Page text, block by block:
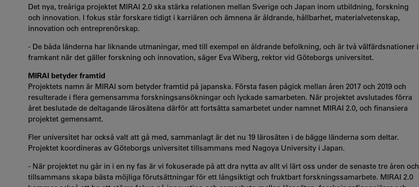
Det nya, treåriga projektet MIRAI 2.0 ska stärka relationen mellan Sverige och Japan inom utbildning, forskning
och innovation. I fokus står forskare tidigt i karriären och ämnena är åldrande, hållbarhet, materialvetenskap,
innovation och entreprenörskap.
- De båda länderna har liknande utmaningar, med till exempel en åldrande befolkning, och är två välfärdsnationer i
framkant när det gäller forskning och innovation, säger Eva Wiberg, rektor vid Göteborgs universitet.
MIRAI betyder framtid
Projektets namn är MIRAI som betyder framtid på japanska. Första fasen pågick mellan åren 2017 och 2019 och
resulterade i flera gemensamma forskningsansökningar och lyckade samarbeten. När projektet avslutades förra
året beslutade de deltagande lärosätena därför att fortsätta samarbetet under namnet MIRAI 2.0, och finansiera
projektet gemensamt.
Fler universitet har också valt att gå med, sammanlagt är det nu 19 lärosäten i de bägge länderna som deltar.
Projektet koordineras av Göteborgs universitet tillsammans med Nagoya University i Japan.
- När projektet nu går in i en ny fas är vi fokuserade på att dra nytta av allt vi lärt oss under de senaste tre åren och
tillsammans skapa bästa möjliga förutsättningar för ett långsiktigt och fruktbart forskningssamarbete. MIRAI 2.0